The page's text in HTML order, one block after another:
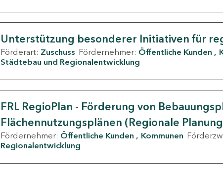
Unterstützung besonderer Initiativen für
Förderart: Zuschuss Fördernehmer: Öffentliche Kunden
Städtebau und Regionalentwicklung
FRL RegioPlan - Förderung von
Flächennutzungsplänen (Regionale
Fördernehmer: Öffentliche Kunden Kommunen
Regionalentwicklung